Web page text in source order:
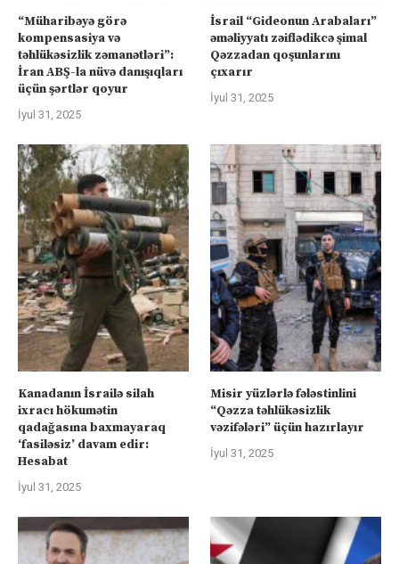
“Müharibəyə görə
kompensasiya və
təhlükəsizlik zəmanətləri”:
İran ABŞ-la nüvə danışıqları
üçün şərtlər qoyur
İyul 31, 2025
İsrail “Gideonun Arabaları”
əməliyyatı zəiflədikcə şimal
Qəzzadan qoşunlarını
çıxarır
İyul 31, 2025
Kanadanın İsrailə silah
ixracı hökumətin
qadağasına baxmayaraq
‘fasiləsiz’ davam edir:
Hesabat
İyul 31, 2025
Misir yüzlərlə fələstinlini
“Qəzza təhlükəsizlik
vəzifələri” üçün hazırlayır
İyul 31, 2025